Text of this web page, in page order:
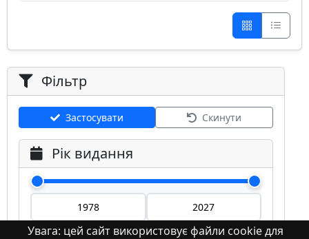
Увага: цей сайт використовує файли cookie для
Фільтр
Застосувати Скинути
Рік видання